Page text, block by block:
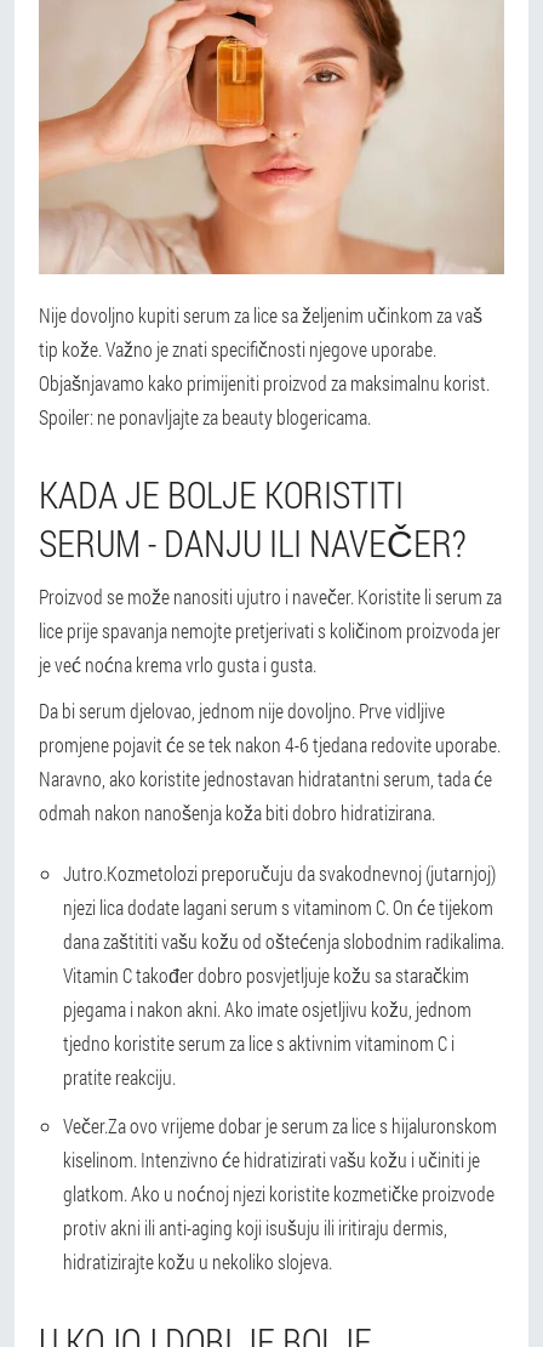
Nije dovoljno kupiti serum za lice sa željenim učinkom za vaš
tip kože. Važno je znati specifičnosti njegove uporabe.
Objašnjavamo kako primijeniti proizvod za maksimalnu korist.
Spoiler: ne ponavljajte za beauty blogericama.
KADA JE BOLJE KORISTITI
SERUM - DANJU ILI NAVEČER?
Proizvod se može nanositi ujutro i navečer. Koristite li serum za
lice prije spavanja nemojte pretjerivati s količinom proizvoda jer
je već noćna krema vrlo gusta i gusta.
Da bi serum djelovao, jednom nije dovoljno. Prve vidljive
promjene pojavit će se tek nakon 4-6 tjedana redovite uporabe.
Naravno, ako koristite jednostavan hidratantni serum, tada će
odmah nakon nanošenja koža biti dobro hidratizirana.
Jutro.Kozmetolozi preporučuju da svakodnevnoj (jutarnjoj)
njezi lica dodate lagani serum s vitaminom C. On će tijekom
dana zaštititi vašu kožu od oštećenja slobodnim radikalima.
Vitamin C također dobro posvjetljuje kožu sa staračkim
pjegama i nakon akni. Ako imate osjetljivu kožu, jednom
tjedno koristite serum za lice s aktivnim vitaminom C i
pratite reakciju.
Večer.Za ovo vrijeme dobar je serum za lice s hijaluronskom
kiselinom. Intenzivno će hidratizirati vašu kožu i učiniti je
glatkom. Ako u noćnoj njezi koristite kozmetičke proizvode
protiv akni ili anti-aging koji isušuju ili iritiraju dermis,
hidratizirajte kožu u nekoliko slojeva.